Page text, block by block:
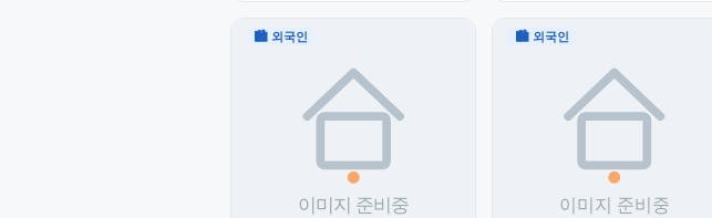
🏙 외국인 🏙 외국인